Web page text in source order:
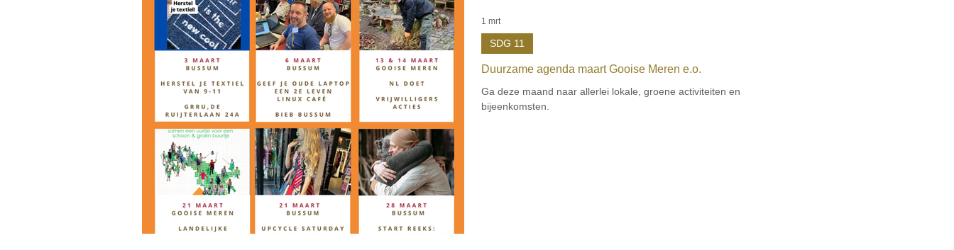
Duurzame agenda maart Gooise Meren e.o.
Ga deze maand naar allerlei lokale, groene activiteiten en
bijeenkomsten.
SDG 11
1 mrt